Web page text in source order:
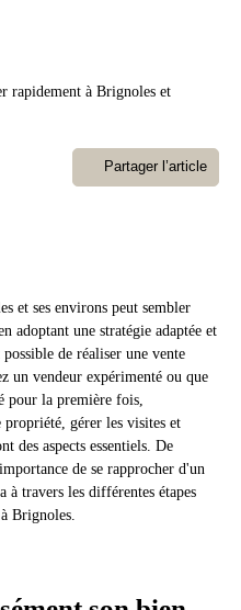
rapidement à Brignoles et
Partager l’article
et ses environs peut sembler
adoptant une stratégie adaptée et
de réaliser une vente
un vendeur expérimenté ou que
pour la première fois,
gérer les visites et
des aspects essentiels. De
de se rapprocher d'un
à travers les différentes étapes
Brignoles.